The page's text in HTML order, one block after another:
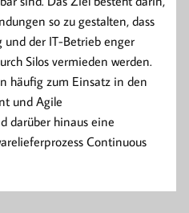
so zu gestalten, dass
der IT-Betrieb enger
Silos vermieden werden.
häufig zum Einsatz in den
und Agile
darüber hinaus eine
Continuous